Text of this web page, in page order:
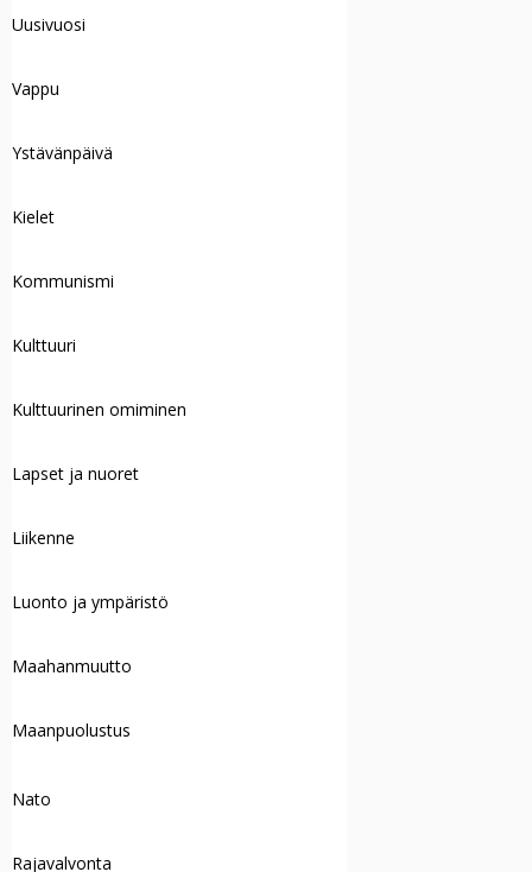
Uusivuosi
Vappu
Ystävänpäivä
Kielet
Kommunismi
Kulttuuri
Kulttuurinen omiminen
Lapset ja nuoret
Liikenne
Luonto ja ympäristö
Maahanmuutto
Maanpuolustus
Nato
Rajavalvonta